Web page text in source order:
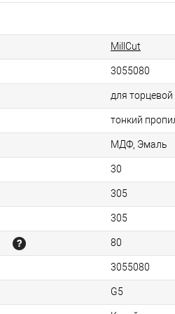
MillCut
3055080
для
тонкий
МДФ, Эмаль
30
305
305
80
3055080
G5